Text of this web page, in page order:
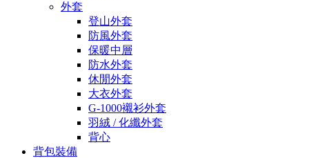
外套
登山外套
防風外套
保暖中層
防水外套
休閒外套
大衣外套
G-1000襯衫外套
羽絨 / 化纖外套
背心
背包裝備